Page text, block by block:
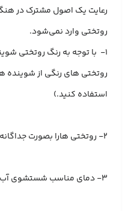
رعایت یک اصول مشترک در
روتختی وارد نمی‌شود.
1- با توجه به رنگ روتختی
روتختی های رنگی از
استفاده کنید.)
2- روتختی هارا بصورت جداگانه در ماشین لباسشویی بیندازید.
3- دمای مناسب شستشوی آب 30 درجه سانتی گراد می‌باشد.